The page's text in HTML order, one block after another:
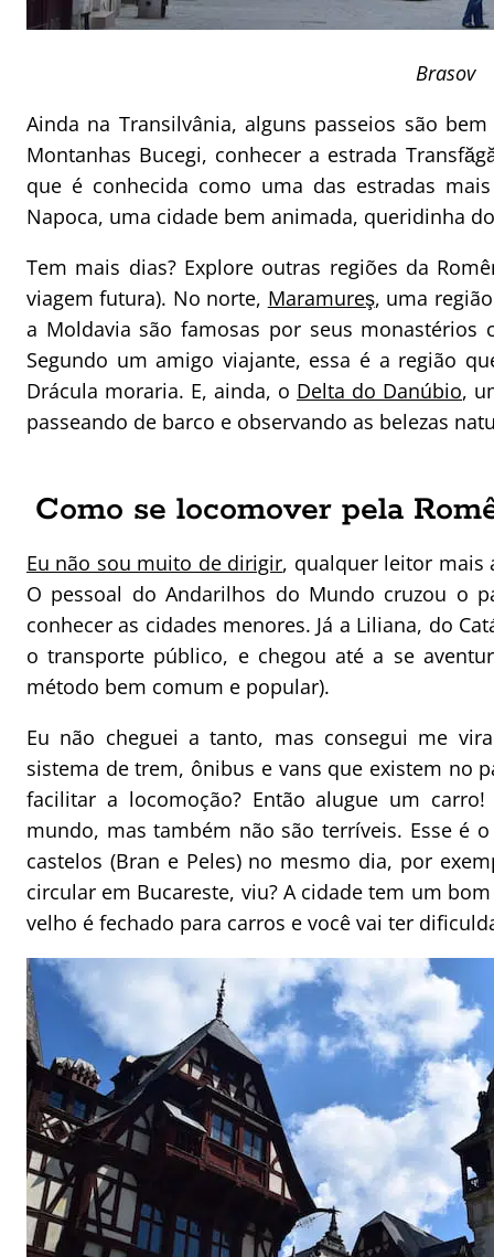
Brasov
Ainda na Transilvânia, alguns passeios são
Montanhas Bucegi, conhecer a estrada
que é conhecida como uma das estradas
Napoca, uma cidade bem animada, queridinha
Tem mais dias? Explore outras regiões da
viagem futura). No norte, Maramureş, uma
a Moldavia são famosas por seus monastérios
Segundo um amigo viajante, essa é a região
Drácula moraria. E, ainda, o Delta do Danúbio,
passeando de barco e observando as belezas
Como se locomover pela
Eu não sou muito de dirigir, qualquer leitor mais
O pessoal do Andarilhos do Mundo cruzou o
conhecer as cidades menores. Já a Liliana, do
o transporte público, e chegou até a se
método bem comum e popular).
Eu não cheguei a tanto, mas consegui me
sistema de trem, ônibus e vans que existem no
facilitar a locomoção? Então alugue um
mundo, mas também não são terríveis. Esse é
castelos (Bran e Peles) no mesmo dia, por
circular em Bucareste, viu? A cidade tem um
velho é fechado para carros e você vai ter